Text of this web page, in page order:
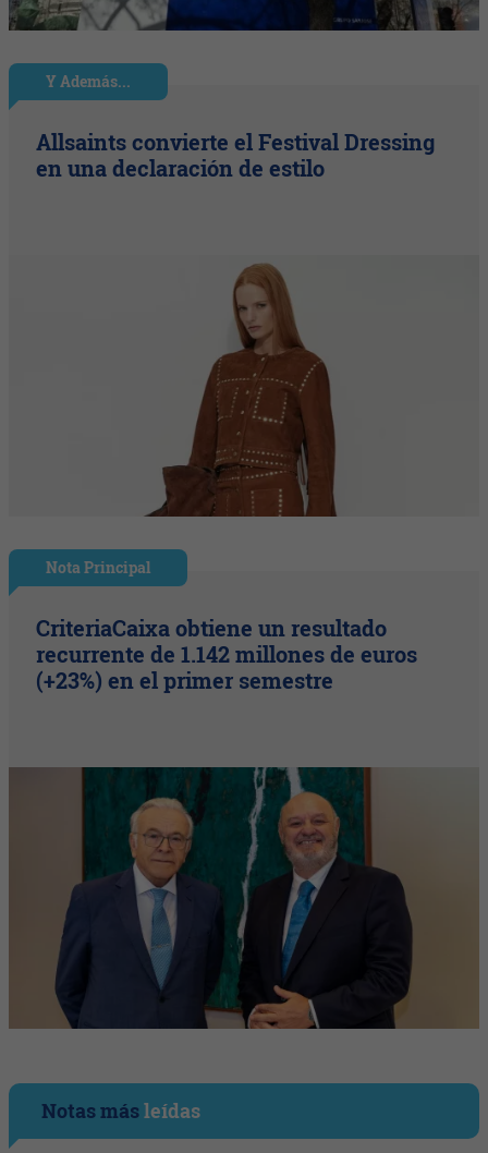
Y Además...
Allsaints convierte el Festival Dressing
en una declaración de estilo
Nota Principal
CriteriaCaixa obtiene un resultado
recurrente de 1.142 millones de euros
(+23%) en el primer semestre
Notas másleídas